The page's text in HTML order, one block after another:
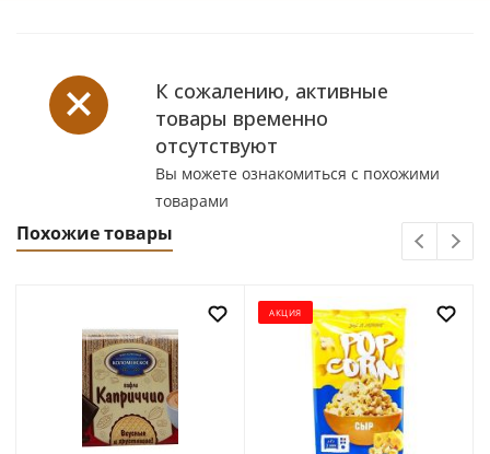
К сожалению, активные
товары временно
отсутствуют
Вы можете ознакомиться с похожими
товарами
Похожие товары
АКЦИЯ